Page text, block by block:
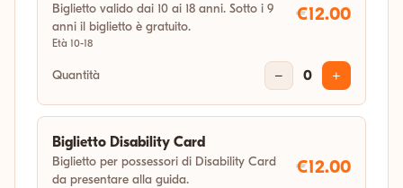
Biglietto valido dai 10 ai 18 anni. Sotto i 9
anni il biglietto è gratuito.
Età 10-18
€12.00
Quantità − 0 +
Biglietto Disability Card
Biglietto per possessori di Disability Card
da presentare alla guida.
€12.00